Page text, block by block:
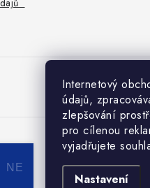
Internetový
údajů,
zlepšování
pro cílenou
vyjadřujete
Nastavení
NE